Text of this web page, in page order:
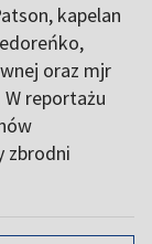
kapelan
oraz mjr
W reportażu
zbrodni